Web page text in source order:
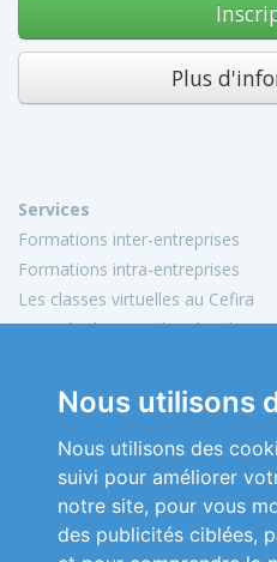
Nous utilisons
Nous utilisons des
suivi pour améliorer
notre site, pour vous
des publicités ciblées,
Plus
Services
Formations inter-entreprises
Formations intra-entreprises
Les classes virtuelles au Cefira
Activités de conseil et d'audit
Informations
Mon compte
Plan du site
Mentions légales
Conditions générales de vente